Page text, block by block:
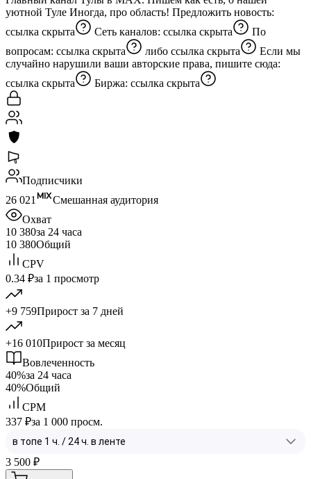
уютной Туле Иногда, про область! Предложить новость:
ссылка скрыта
Сеть каналов: ссылка скрыта
По
вопросам: ссылка скрыта либо ссылка скрыта
Если мы
случайно нарушили ваши авторские права, пишите сюда:
ссылка скрыта
Биржа: ссылка скрыта
Подписчики
26 021
Смешанная аудитория
Охват
10 380за 24 часа
10 380Общий
CPV
0.34 ₽за 1 просмотр
+9 759Прирост за 7 дней
+16 010Прирост за месяц
Вовлеченность
40%за 24 часа
40%Общий
CPM
337 ₽за 1 000 просм.
3 500 ₽